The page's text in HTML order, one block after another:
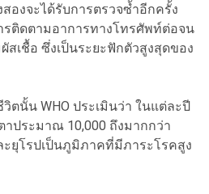
องจะได้รับการตรวจซ้ำอีกครั้ง
รติดตามอาการทางโทรศัพท์ต่อจน
เชื้อ ซึ่งเป็นระยะฟักตัวสูงสุดของ
ตนั้น WHO ประเมินว่า ในแต่ละปี
ประมาณ 10,000 ถึงมากกว่า
ะยุโรปเป็นภูมิภาคที่มีภาระโรคสูง